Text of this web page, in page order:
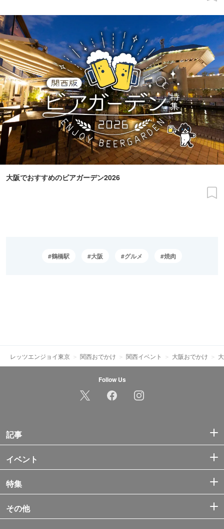
大阪でおすすめのビアガーデン2026
鶴橋駅 大阪 グルメ 焼肉
レッツエンジョイ東京 関西おでかけ 関西イベント 大阪おでかけ
Follow Us
記事
イベント
特集
その他